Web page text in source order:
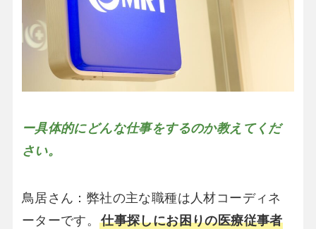
ー具体的にどんな仕事をするのか教えてくだ
さい。
鳥居さん：弊社の主な職種は人材コーディネ
ーターです。仕事探しにお困りの医療従事者